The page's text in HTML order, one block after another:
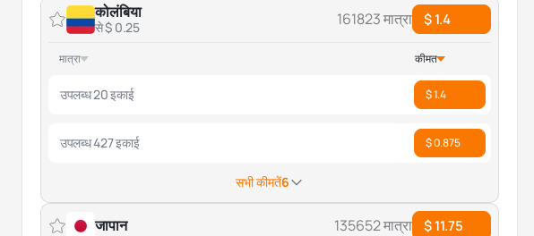
कोलंबिया
से $ 0.25 161823 मात्रा $ 1.4
मात्रा कीमत
उपलब्ध 20 इकाई $ 1.4
उपलब्ध 427 इकाई $ 0.875
सभी कीमतें6
जापान 135652 मात्रा $ 11.75